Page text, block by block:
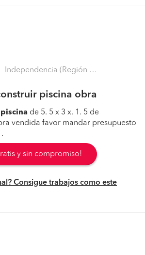
Independencia (Región Metropolitana - Santiago)
piscina obra
piscina de 5. 5 x 3 x. 1. 5 de
vendida favor mandar presupuesto
y sin compromiso!
Consigue trabajos como este